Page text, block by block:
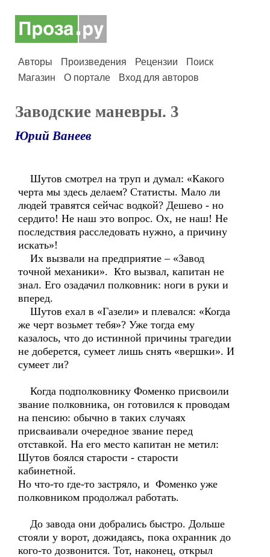
Авторы Произведения Рецензии
Поиск
Магазин
О портале Вход для авторов
Заводские маневры. 3
Юрий Ванеев
Шутов смотрел на труп и думал: «Какого
черта мы здесь делаем? Статисты. Мало ли
людей травятся сейчас водкой? Дешево - но
сердито! Не наш это вопрос. Ох, не наш! Не
последствия расследовать нужно, а причину
искать»!
Их вызвали на предприятие – «Завод
точной механики». Кто вызвал, капитан не
знал. Его озадачил полковник: ноги в руки и
вперед.
Шутов ехал в «Газели» и плевался: «Когда
же черт возьмет тебя»? Уже тогда ему
казалось, что до истинной причины трагедии
не доберется, сумеет лишь снять «вершки». И
сумеет ли?
Когда подполковнику Фоменко присвоили
звание полковника, он готовился к проводам
на пенсию: обычно в таких случаях
присваивали очередное звание перед
отставкой. На его место капитан не метил:
Шутов боялся старости - старости
кабинетной.
Но что-то где-то застряло, и Фоменко уже
полковником продолжал работать.
До завода они добрались быстро. Дольше
стояли у ворот, дожидаясь, пока охранник до
кого-то дозвонится. Тот, наконец, открыл